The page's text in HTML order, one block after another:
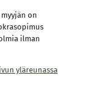
on
ilman
yläreunassa